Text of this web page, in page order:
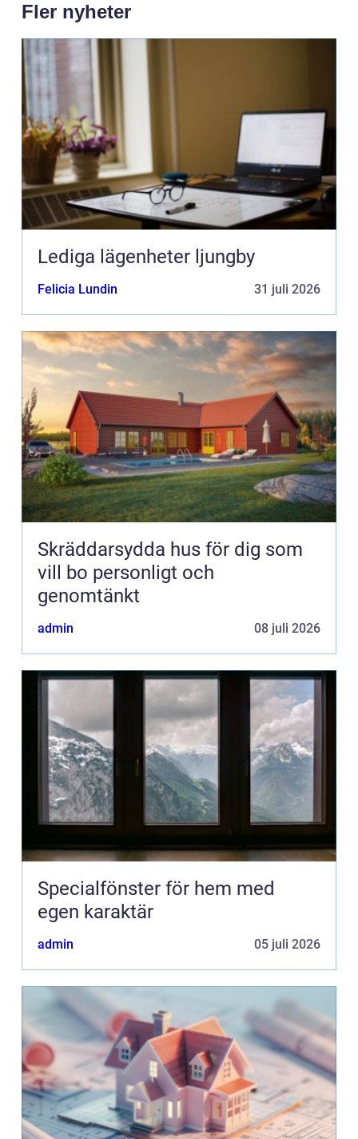
Fler nyheter
Lediga lägenheter ljungby
Felicia Lundin 31 juli 2026
Skräddarsydda hus för dig som
vill bo personligt och
genomtänkt
admin 08 juli 2026
Specialfönster för hem med
egen karaktär
admin 05 juli 2026